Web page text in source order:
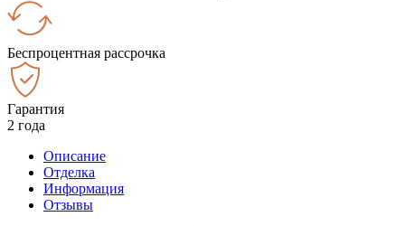
Беспроцентная рассрочка
Гарантия
2 года
Описание
Отделка
Информация
Отзывы